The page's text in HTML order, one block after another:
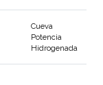
Cueva
Potencia
Hidrogenada